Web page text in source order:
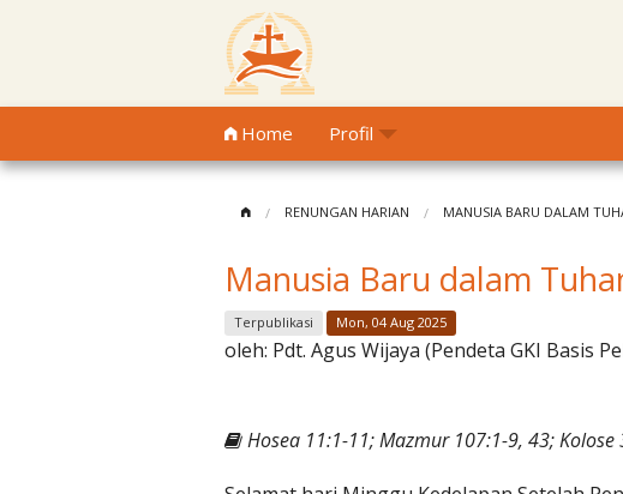
Home Profil
RENUNGAN HARIAN MANUSIA BARU DALAM
Manusia Baru dalam
Terpublikasi Mon, 04 Aug 2025
oleh: Pdt. Agus Wijaya (Pendeta GKI Basis
Hosea 11:1-11; Mazmur 107:1-9, 43; Kolose